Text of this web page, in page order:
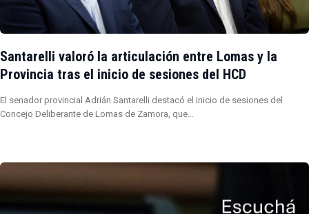
Santarelli valoró la articulación entre Lomas y la
Provincia tras el inicio de sesiones del HCD
El senador provincial Adrián Santarelli destacó el inicio de sesiones del
Concejo Deliberante de Lomas de Zamora, que…